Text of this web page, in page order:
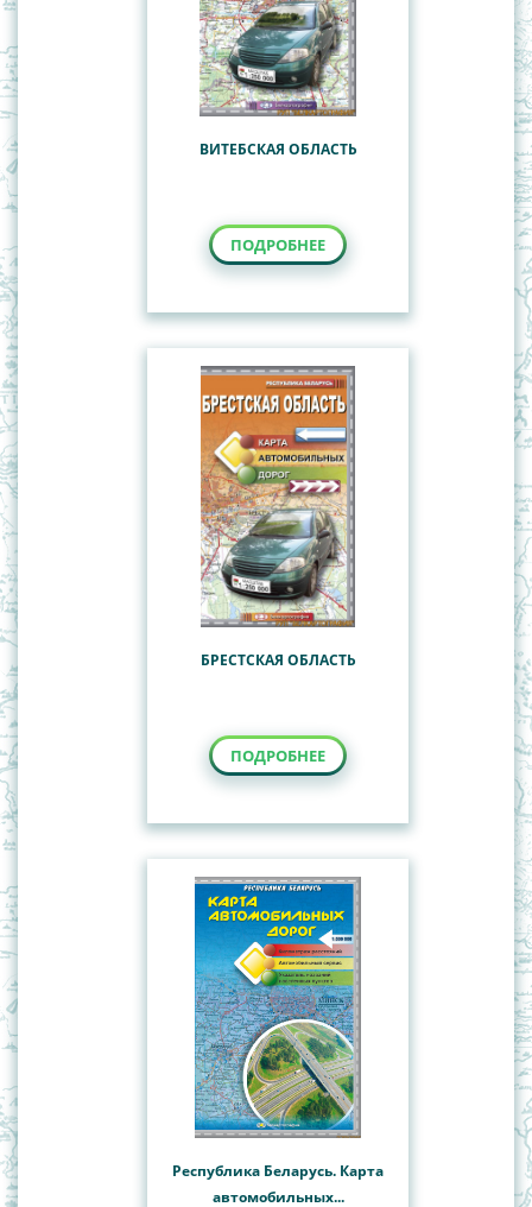
ВИТЕБСКАЯ ОБЛАСТЬ
ПОДРОБНЕЕ
БРЕСТСКАЯ ОБЛАСТЬ
ПОДРОБНЕЕ
Республика Беларусь. Карта
автомобильных...